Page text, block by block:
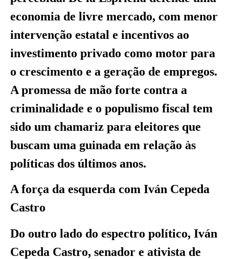
economia de livre mercado, com menor
intervenção estatal e incentivos ao
investimento privado como motor para
o crescimento e a geração de empregos.
A promessa de mão forte contra a
criminalidade e o populismo fiscal tem
sido um chamariz para eleitores que
buscam uma guinada em relação às
políticas dos últimos anos.
A força da esquerda com Iván Cepeda
Castro
Do outro lado do espectro político, Iván
Cepeda Castro, senador e ativista de